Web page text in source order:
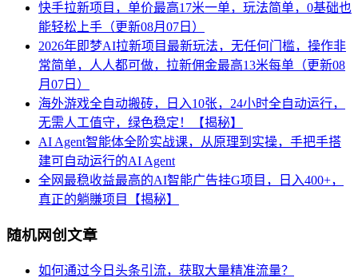
快手拉新项目，单价最高17米一单，玩法简单，0基础也
能轻松上手（更新08月07日）
2026年即梦AI拉新项目最新玩法，无任何门槛，操作非
常简单，人人都可做，拉新佣金最高13米每单（更新08
月07日）
海外游戏全自动搬砖，日入10张，24小时全自动运行，
无需人工值守，绿色稳定！【揭秘】
AI Agent智能体全阶实战课，从原理到实操，手把手搭
建可自动运行的AI Agent
全网最稳收益最高的AI智能广告挂G项目，日入400+，
真正的躺賺项目【揭秘】
随机网创文章
如何通过今日头条引流，获取大量精准流量？